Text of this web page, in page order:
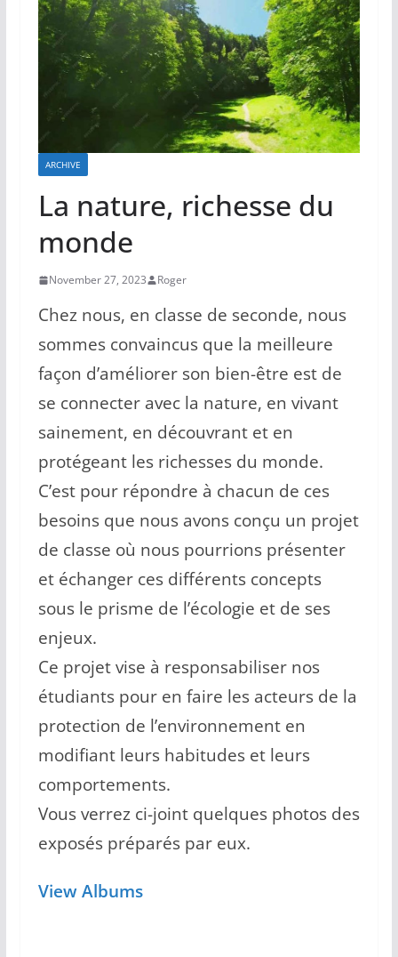
ARCHIVE
La nature, richesse du
monde
November 27, 2023 Roger
Chez nous, en classe de seconde, nous
sommes convaincus que la meilleure
façon d’améliorer son bien-être est de
se connecter avec la nature, en vivant
sainement, en découvrant et en
protégeant les richesses du monde.
C’est pour répondre à chacun de ces
besoins que nous avons conçu un projet
de classe où nous pourrions présenter
et échanger ces différents concepts
sous le prisme de l’écologie et de ses
enjeux.
Ce projet vise à responsabiliser nos
étudiants pour en faire les acteurs de la
protection de l’environnement en
modifiant leurs habitudes et leurs
comportements.
Vous verrez ci-joint quelques photos des
exposés préparés par eux.
View Albums